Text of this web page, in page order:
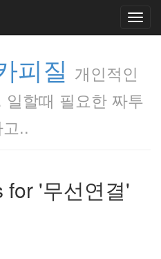
피질 개인적인
할때 필요한 짜투
..
for '무선연결'